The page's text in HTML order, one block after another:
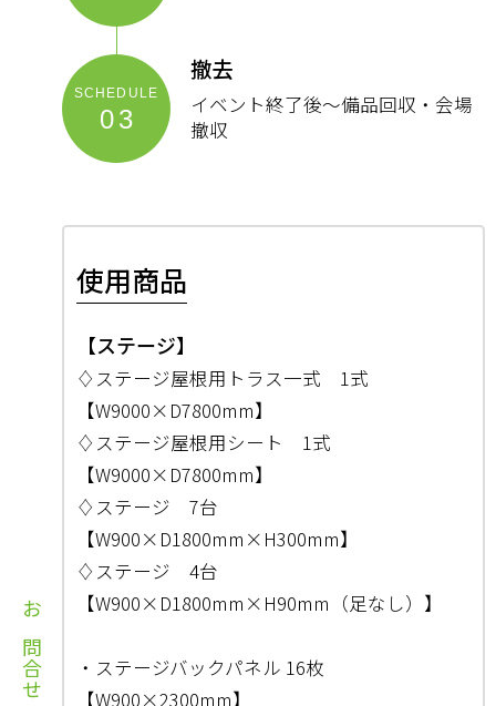
お問合せ
03
撤去
イベント終了後～備品回収・会場
撤収
使用商品
【ステージ】
♢ステージ屋根用トラス一式 1式
【W9000×D7800mm】
♢ステージ屋根用シート 1式
【W9000×D7800mm】
♢ステージ 7台
【W900×D1800mm×H300mm】
♢ステージ 4台
【W900×D1800mm×H90mm（足なし）】
・ステージバックパネル 16枚
【W900×2300mm】